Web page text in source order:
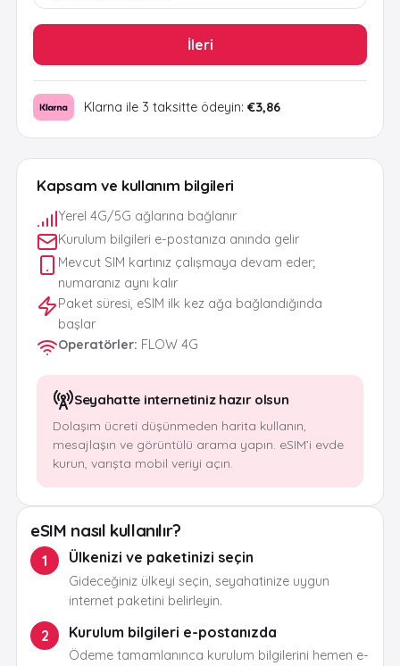
Kapsam ve kullanım bilgileri
Yerel 4G/5G ağlarına bağlanır
Kurulum bilgileri e-postanıza anında gelir
Mevcut SIM kartınız çalışmaya devam eder;
numaranız aynı kalır
Paket süresi, eSIM ilk kez ağa bağlandığında
başlar
Operatörler: FLOW 4G
Seyahatte internetiniz hazır olsun
Dolaşım ücreti düşünmeden harita kullanın,
mesajlaşın ve görüntülü arama yapın. eSIM’i evde
kurun, varışta mobil veriyi açın.
eSIM nasıl kullanılır?
1 Ülkenizi ve paketinizi seçin
Gideceğiniz ülkeyi seçin, seyahatinize uygun
internet paketini belirleyin.
2 Kurulum bilgileri e-postanızda
Ödeme tamamlanınca kurulum bilgilerini hemen e-
İleri
Klarna ile 3 taksitte ödeyin: €3,86